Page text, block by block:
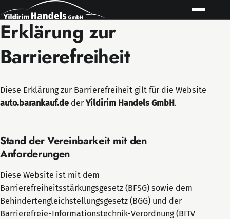
Erklärung zur
Barrierefreiheit
Diese Erklärung zur Barrierefreiheit gilt für die Website
auto.barankauf.de der Yildirim Handels GmbH.
Stand der Vereinbarkeit mit den
Anforderungen
Diese Website ist mit dem
Barrierefreiheitsstärkungsgesetz (BFSG) sowie dem
Behindertengleichstellungsgesetz (BGG) und der
Barrierefreie-Informationstechnik-Verordnung (BITV